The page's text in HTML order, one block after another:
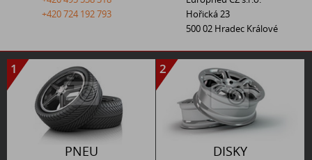
+420 724 192 793
Hořická 23
500 02 Hradec Králové
1
PNEU
2
DISKY